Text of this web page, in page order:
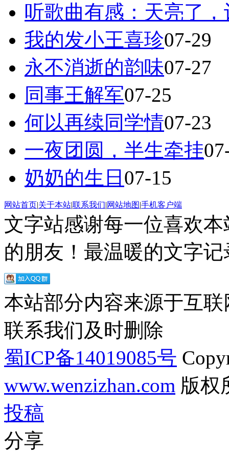
听歌曲有感：天亮了
我的发小王喜珍07-29
永不消逝的韵味07-27
同事王解军07-25
何以再续同学情07-23
一夜团圆，半生牵挂
奶奶的生日 07-15
网站首页|关于本站|联系我们|网站地图|手机客户端
文字站感谢每一位喜欢
的朋友！最温暖的文字
本站部分内容来源于互
联系我们及时删除
蜀ICP备14019085号
www.wenzizhan.com 版权
投稿
分享